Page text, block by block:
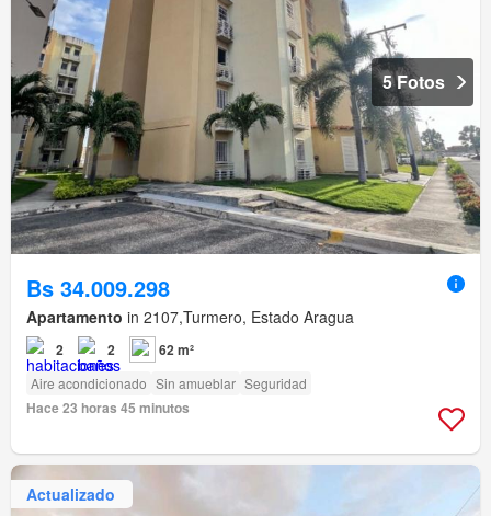
5 Fotos
Bs 34.009.298
Apartamento in 2107,Turmero, Estado Aragua
2 2 62 m²
Aire acondicionado Sin amueblar Seguridad
Hace 23 horas 45 minutos
Actualizado